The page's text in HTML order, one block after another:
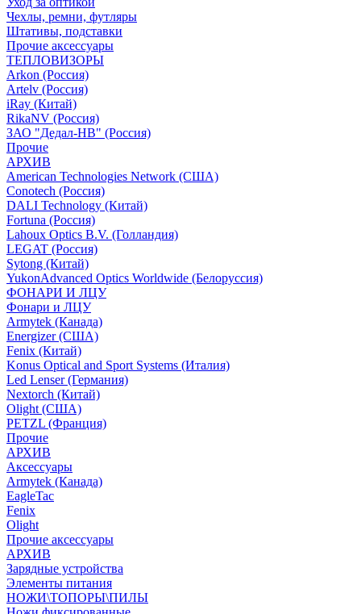
Чехлы, ремни, футляры
Штативы, подставки
Прочие аксессуары
ТЕПЛОВИЗОРЫ
Arkon (Россия)
Artelv (Россия)
iRay (Китай)
RikaNV (Россия)
ЗАО "Дедал-НВ" (Россия)
Прочие
АРХИВ
American Technologies Network (США)
Conotech (Россия)
DALI Technology (Китай)
Fortuna (Россия)
Lahoux Optics B.V. (Голландия)
LEGAT (Россия)
Sytong (Китай)
YukonAdvanced Optics Worldwide (Белоруссия)
ФОНАРИ И ЛЦУ
Фонари и ЛЦУ
Armytek (Канада)
Energizer (США)
Fenix (Китай)
Konus Optical and Sport Systems (Италия)
Led Lenser (Германия)
Nextorch (Китай)
Olight (США)
PETZL (Франция)
Прочие
АРХИВ
Аксессуары
Armytek (Канада)
EagleTac
Fenix
Olight
Прочие аксессуары
АРХИВ
Зарядные устройства
Элементы питания
НОЖИ\ТОПОРЫ\ПИЛЫ